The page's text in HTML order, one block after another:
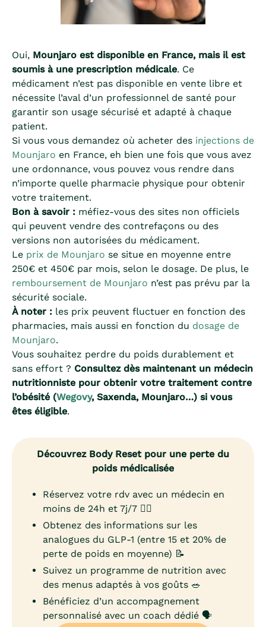
Oui, Mounjaro est disponible en France, mais il est
soumis à une prescription médicale. Ce
médicament n’est pas disponible en vente libre et
nécessite l’aval d’un professionnel de santé pour
garantir son usage sécurisé et adapté à chaque
patient.
Si vous vous demandez où acheter des injections de
Mounjaro en France, eh bien une fois que vous avez
une ordonnance, vous pouvez vous rendre dans
n’importe quelle pharmacie physique pour obtenir
votre traitement.
Bon à savoir : méfiez-vous des sites non officiels
qui peuvent vendre des contrefaçons ou des
versions non autorisées du médicament.
Le prix de Mounjaro se situe en moyenne entre
250€ et 450€ par mois, selon le dosage. De plus, le
remboursement de Mounjaro n’est pas prévu par la
sécurité sociale.
À noter : les prix peuvent fluctuer en fonction des
pharmacies, mais aussi en fonction du dosage de
Mounjaro.
Vous souhaitez perdre du poids durablement et
sans effort ? Consultez dès maintenant un médecin
nutritionniste pour obtenir votre traitement contre
l’obésité (Wegovy, Saxenda, Mounjaro…) si vous
êtes éligible.
Découvrez Body Reset pour une perte du
poids médicalisée
Réservez votre rdv avec un médecin en
moins de 24h et 7j/7 👨‍⚕️
Obtenez des informations sur les
analogues du GLP-1 (entre 15 et 20% de
perte de poids en moyenne) 📝
Suivez un programme de nutrition avec
des menus adaptés à vos goûts 🥗
Bénéficiez d’un accompagnement
personnalisé avec un coach dédié 🗣️